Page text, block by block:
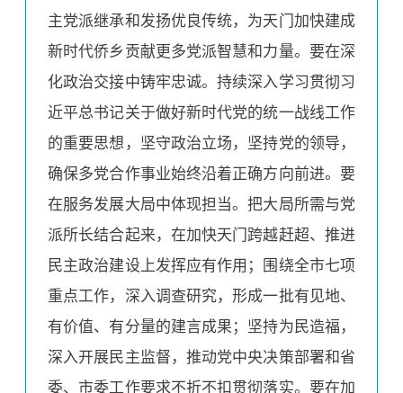
主党派继承和发扬优良传统，为天门加快建成
新时代侨乡贡献更多党派智慧和力量。要在深
化政治交接中铸牢忠诚。持续深入学习贯彻习
近平总书记关于做好新时代党的统一战线工作
的重要思想，坚守政治立场，坚持党的领导，
确保多党合作事业始终沿着正确方向前进。要
在服务发展大局中体现担当。把大局所需与党
派所长结合起来，在加快天门跨越赶超、推进
民主政治建设上发挥应有作用；围绕全市七项
重点工作，深入调查研究，形成一批有见地、
有价值、有分量的建言成果；坚持为民造福，
深入开展民主监督，推动党中央决策部署和省
委、市委工作要求不折不扣贯彻落实。要在加